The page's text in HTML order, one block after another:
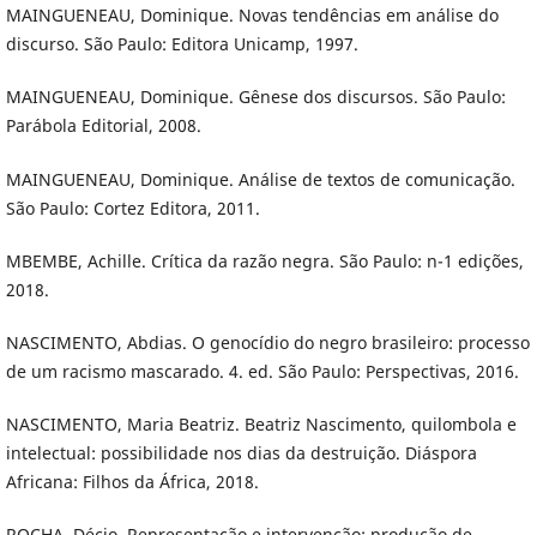
MAINGUENEAU, Dominique. Novas tendências em análise do
discurso. São Paulo: Editora Unicamp, 1997.
MAINGUENEAU, Dominique. Gênese dos discursos. São Paulo:
Parábola Editorial, 2008.
MAINGUENEAU, Dominique. Análise de textos de comunicação.
São Paulo: Cortez Editora, 2011.
MBEMBE, Achille. Crítica da razão negra. São Paulo: n-1 edições,
2018.
NASCIMENTO, Abdias. O genocídio do negro brasileiro: processo
de um racismo mascarado. 4. ed. São Paulo: Perspectivas, 2016.
NASCIMENTO, Maria Beatriz. Beatriz Nascimento, quilombola e
intelectual: possibilidade nos dias da destruição. Diáspora
Africana: Filhos da África, 2018.